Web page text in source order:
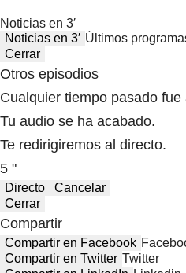
Noticias en 3′
Noticias en 3′ Últimos
Cerrar
Otros episodios
Cualquier tiempo pasado fue
Tu audio se ha acabado.
Te redirigiremos al directo.
5 "
Directo
Cancelar
Cerrar
Compartir
Compartir en Facebook
Compartir en Twitter Twitter